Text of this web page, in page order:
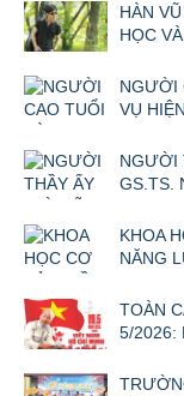
HÀN
HỌC
NGƯỜI
VỤ
NGƯỜI
GS.TS.
KHOA
NĂNG
TOÀN
5/2026: